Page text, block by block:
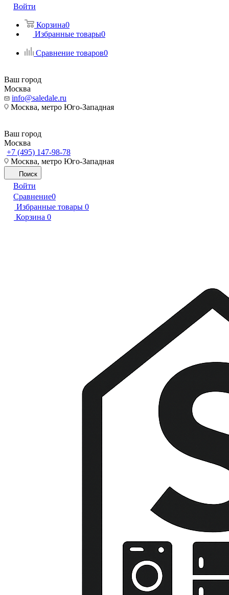
Войти
Корзина0
Избранные товары0
Сравнение товаров0
Ваш город
Москва
info@saledale.ru
Москва, метро Юго-Западная
Ваш город
Москва
+7 (495) 147-98-78
Москва, метро Юго-Западная
Поиск
Войти
Сравнение0
Избранные товары 0
Корзина 0